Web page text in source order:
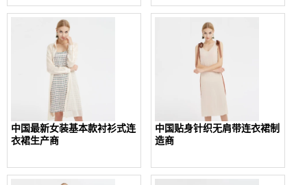
中国最新女装基本款衬衫式连
衣裙生产商
中国贴身针织无肩带连衣裙制
造商